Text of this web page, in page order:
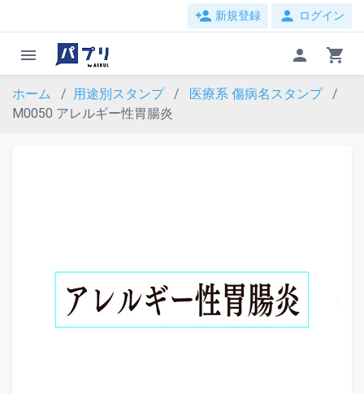
person_add 新規登録 person ログイン
menu person shopping_cart
ホーム 用途別スタンプ 医療系 傷病名スタンプ
M0050 アレルギー性胃腸炎